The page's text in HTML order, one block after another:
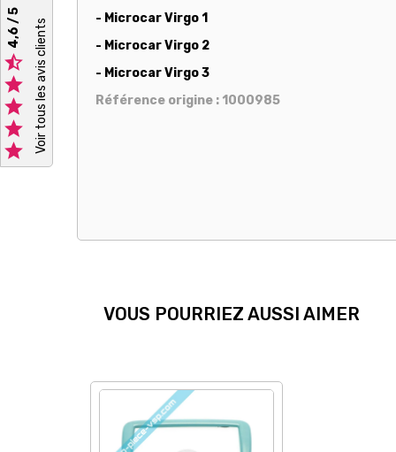





4,6 / 5 Voir tous les avis clients
- Microcar Virgo 1
- Microcar Virgo 2
- Microcar Virgo 3
Référence origine : 1000985
VOUS POURRIEZ AUSSI AIMER